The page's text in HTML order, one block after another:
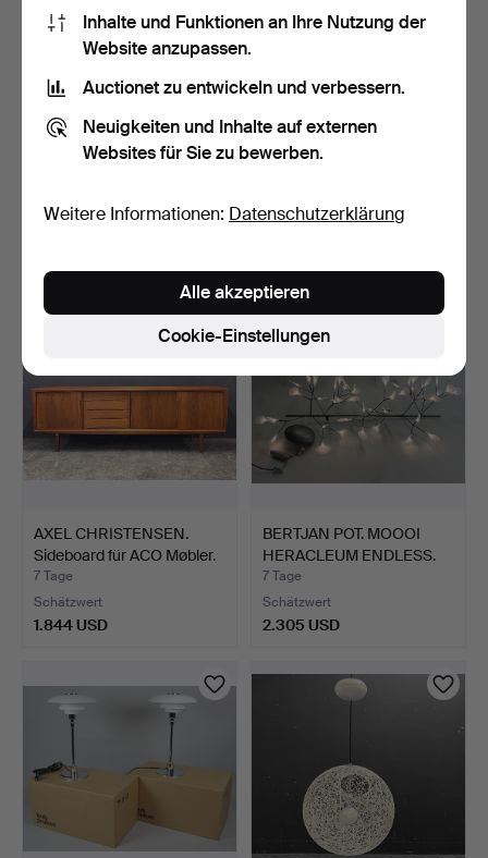
5 Tage
MESS…
5 Tage
AXEL CHRISTENSEN.
Sideboard für ACO Møbler.
7 Tage
Schätzwert
1.844 USD
BERTJAN POT. MOOOI
HERACLEUM ENDLESS.
7 Tage
Schätzwert
2.305 USD
Inhalte und Funktionen an Ihre Nutzung der
Website anzupassen.
Auctionet zu entwickeln und verbessern.
Neuigkeiten und Inhalte auf externen
Websites für Sie zu bewerben.
Weitere Informationen: Datenschutzerklärung
Cookie-Einstellungen
Alle akzeptieren